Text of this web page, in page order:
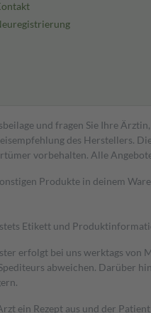
und fragen Sie Ihre
des Herstellers.
vorbehalten. Alle
Produkte in deinem
Etikett und
erfolgt bei uns werktags
abweichen. Darüber
ein Rezept aus und der